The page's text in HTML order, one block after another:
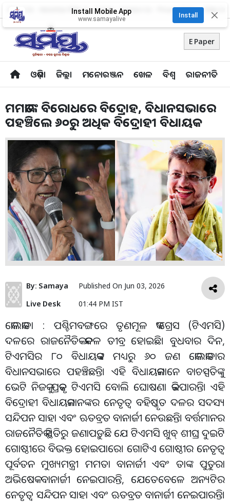
About Us Advertise With Us Career Contact Us Privacy Policy
E Paper
ଓଡ଼ିଶା ଜିଲ୍ଲା ମନୋରଞ୍ଜନ ଖେଳ ବିଶ୍ବ ରାଜନୀତି
Install Mobile App
www.samayalive
Install ✕
ମମତାଙ୍କ ବିରୋଧରେ ବିଦ୍ରୋହ, ବିଧାନସଭାରେ
ପହଞ୍ଚିଲେ ୬୦ରୁ ଅଧିକ ବିଦ୍ରୋହୀ ବିଧାୟକ
By: Samaya
Live Desk
Published On Jun 03, 2026
01:44 PM IST
କୋଲକାତା : ପଶ୍ଚିମବଙ୍ଗରେ ତୃଣମୂଳ କଂଗ୍ରେସ (ଟିଏମସି)
ଦଳରେ ରାଜନୈତିକ କନ୍ଦଳ ତୀବ୍ର ହୋଇଛି। ବୁଧବାର ଦିନ,
ଟିଏମସିର ୮୦ ବିଧାୟକଙ୍କ ମଧ୍ୟରୁ ୬୦ ଜଣ କୋଲକାତାର
ବିଧାନସଭାରେ ପହଞ୍ଚିଛନ୍ତି। ଏହି ବିଧାୟକମାନେ ବାଚସ୍ପତିଙ୍କୁ
ଭେଟି ନିଜକୁ ପ୍ରକୃତ ଟିଏମସି ବୋଲି ଘୋଷଣା କରିପାରନ୍ତି। ଏହି
ବିଦ୍ରୋହୀ ବିଧାୟକମାନଙ୍କର ନେତୃତ୍ୱ ବହିଷ୍କୃତ ଦଳର ସଦସ୍ୟ
ସନ୍ଦିପନ ସାହା ଏବଂ ଋତବ୍ରତ ବାନାର୍ଜୀ ନେଉଛନ୍ତି। ବର୍ତ୍ତମାନର
ରାଜନୈତିକ ସ୍ଥିତିରୁ ଜଣାପଡ଼ୁଛି ଯେ ଟିଏମସି ଖୁବ୍ ଶୀଘ୍ର ଦୁଇଟି
ଗୋଷ୍ଠୀରେ ବିଭକ୍ତ ହୋଇପାରେ। ଗୋଟିଏ ଗୋଷ୍ଠୀର ନେତୃତ୍ୱ
ପୂର୍ବତନ ମୁଖ୍ୟମନ୍ତ୍ରୀ ମମତା ବାନାର୍ଜୀ ଏବଂ ତାଙ୍କ ପୁତୁରା
ଅଭିଷେକ ବାନାର୍ଜୀ ନେଇପାରନ୍ତି, ଯେତେବେଳେ ଅନ୍ୟଟିର
ନେତୃତ୍ୱ ସନ୍ଦିପନ ସାହା ଏବଂ ଋତବ୍ରତ ବାନାର୍ଜୀ ନେଇପାରନ୍ତି।